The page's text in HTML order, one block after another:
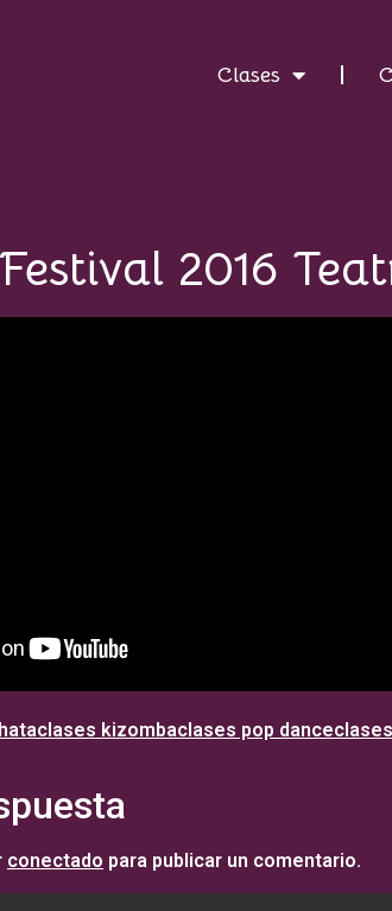
Clases
2016
clases kizombaclases pop dance
conectado para publicar un comentario.